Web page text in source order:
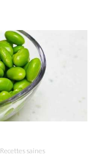
Recettes saines